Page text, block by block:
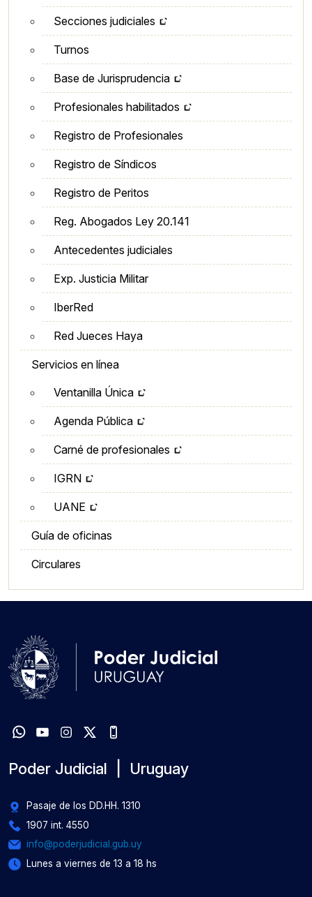
Secciones judiciales
Turnos
Base de Jurisprudencia
Profesionales habilitados
Registro de Profesionales
Registro de Síndicos
Registro de Peritos
Reg. Abogados Ley 20.141
Antecedentes judiciales
Exp. Justicia Militar
IberRed
Red Jueces Haya
Servicios en línea
Ventanilla Única
Agenda Pública
Carné de profesionales
IGRN
UANE
Guía de oficinas
Circulares
Poder Judicial | Uruguay
Pasaje de los DD.HH. 1310
1907 int. 4550
info@poderjudicial.gub.uy
Lunes a viernes de 13 a 18 hs